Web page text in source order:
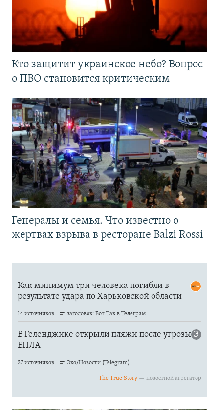
Кто защитит украинское небо? Вопрос
о ПВО становится критическим
Генералы и семья. Что известно о
жертвах взрыва в ресторане Balzi Rossi